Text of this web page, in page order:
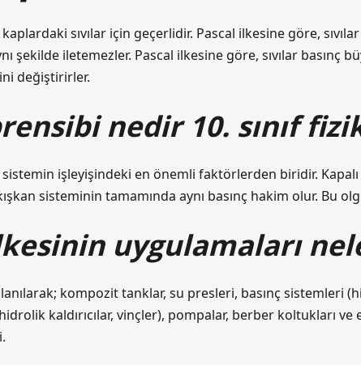
sıvılar için geçerlidir. Pascal ilkesine göre,
şekilde iletemezler. Pascal ilkesine göre, sıvılar basınç
değiştirirler.
nedir 10. sınıf
işleyişindeki en önemli faktörlerden biridir.
sisteminin tamamında aynı basınç hakim olur. Bu
uygulamaları
kompozit tanklar, su presleri, basınç sistemleri
kaldırıcılar, vinçler), pompalar, berber koltukları ve